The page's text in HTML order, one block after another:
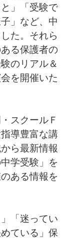
」「受験で
」など、中
た。それら
る保護者の
のリアル＆
を開催いた
スクールＦ
導豊富な講
ら最新情報
学受験」を
ある情報を
「迷ってい
ている」保